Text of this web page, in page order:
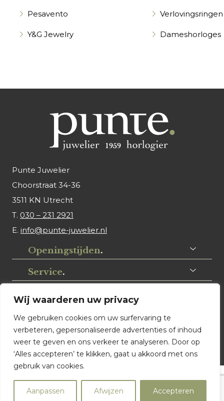
Wij waarderen uw privacy
We gebruiken cookies om uw surfervaring te
verbeteren, gepersonaliseerde advertenties of inhoud
weer te geven en ons verkeer te analyseren. Door op
‘Alles accepteren’ te klikken, gaat u akkoord met ons
gebruik van cookies.
Aanpassen Afwijzen Accepteren
Pesavento
Y&G Jewelry
Verlovingsringen
Dameshorloges
Punte Juwelier
Choorstraat 34-36
3511 KN Utrecht
T. 030 – 231 2921
E. info@punte-juwelier.nl
Openingstijden.
Service.
Volg ons
© Punte Juwelier Utrecht. Website ontwerp & realisatie:
Watch this Agency BV Almere